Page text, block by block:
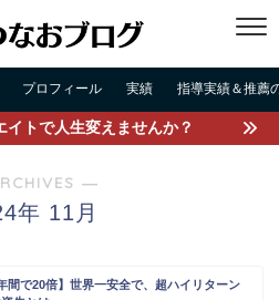
プロフィール 実績 指導実績＆推薦
イトで人生変えませんか？
―
年 11月
間で20倍】世界一安全で、超ハイリターン